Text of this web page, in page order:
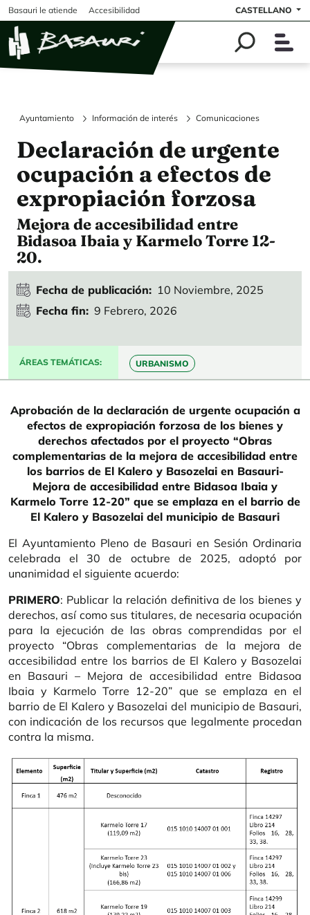
Pasar al contenido principal
Basauri le atiende Accesibilidad CASTELLANO
Ayuntamiento Información de interés Comunicaciones
Declaración de urgente
ocupación a efectos de
expropiación forzosa
Mejora de accesibilidad entre
Bidasoa Ibaia y Karmelo Torre 12-
20.
Fecha de publicación
10 Noviembre, 2025
Fecha fin
9 Febrero, 2026
ÁREAS TEMÁTICAS URBANISMO
Aprobación de la declaración de urgente ocupación a
efectos de expropiación forzosa de los bienes y
derechos afectados por el proyecto “Obras
complementarias de la mejora de accesibilidad entre
los barrios de El Kalero y Basozelai en Basauri-
Mejora de accesibilidad entre Bidasoa Ibaia y
Karmelo Torre 12-20” que se emplaza en el barrio de
El Kalero y Basozelai del municipio de Basauri
El Ayuntamiento Pleno de Basauri en Sesión Ordinaria
celebrada el 30 de octubre de 2025, adoptó por
unanimidad el siguiente acuerdo:
PRIMERO: Publicar la relación definitiva de los bienes y
derechos, así como sus titulares, de necesaria ocupación
para la ejecución de las obras comprendidas por el
proyecto “Obras complementarias de la mejora de
accesibilidad entre los barrios de El Kalero y Basozelai
en Basauri – Mejora de accesibilidad entre Bidasoa
Ibaia y Karmelo Torre 12-20” que se emplaza en el
barrio de El Kalero y Basozelai del municipio de Basauri,
con indicación de los recursos que legalmente procedan
contra la misma.
Imagen